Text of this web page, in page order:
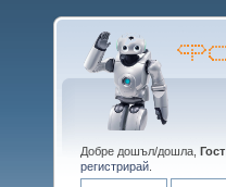
Добре дошъл/дошла, Гост
регистрирай